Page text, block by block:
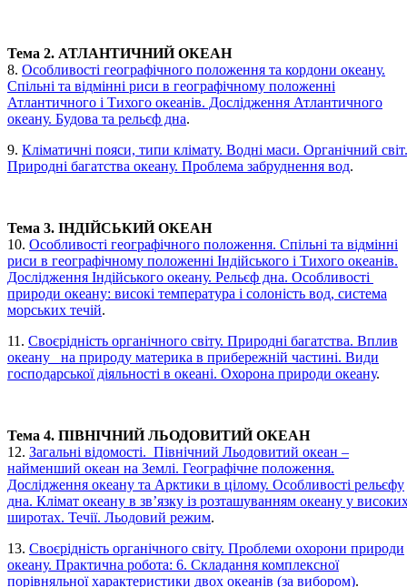
Тема 2. АТЛАНТИЧНИЙ ОКЕАН
8. Особливості географічного положення та кордони океану.
Спільні та відмінні риси в географічному положенні
Атлантичного і Тихого океанів. Дослідження Атлантичного
океану. Будова та рельєф дна.
9. Кліматичні пояси, типи клімату. Водні маси. Органічний світ.
Природні багатства океану. Проблема забруднення вод.
Тема 3. ІНДІЙСЬКИЙ ОКЕАН
10. Особливості географічного положення. Спільні та відмінні
риси в географічному положенні Індійського і Тихого океанів.
Дослідження Індійського океану. Рельєф дна. Особливості
природи океану: високі температура і солоність вод, система
морських течій.
11. Своєрідність органічного світу. Природні багатства. Вплив
океану на природу материка в прибережній частині. Види
господарської діяльності в океані. Охорона природи океану.
Тема 4. ПІВНІЧНИЙ ЛЬОДОВИТИЙ ОКЕАН
12. Загальні відомості. Північний Льодовитий океан –
найменший океан на Землі. Географічне положення.
Дослідження океану та Арктики в цілому. Особливості рельєфу
дна. Клімат океану в зв’язку із розташуванням океану у
широтах. Течії. Льодовий режим.
13. Своєрідність органічного світу. Проблеми охорони природи
океану. Практична робота: 6. Складання комплексної
порівняльної характеристики двох океанів (за вибором).